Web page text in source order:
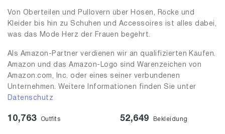
Von Oberteilen und Pullovern über Hosen, Röcke und
Kleider bis hin zu Schuhen und Accessoires ist alles dabei,
was das Mode Herz der Frauen begehrt.
Als Amazon-Partner verdienen wir an qualifizierten Käufen.
Amazon und das Amazon-Logo sind Warenzeichen von
Amazon.com, Inc. oder eines seiner verbundenen
Unternehmen. Weitere Informationen finden Sie unter
Datenschutz
10,763 Outfits 52,649 Bekleidung